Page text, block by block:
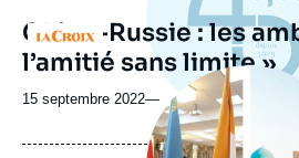
Logo
Chine-Russie : les
l’amitié sans limite »
15 septembre 2022—
Image
principale
médiatique